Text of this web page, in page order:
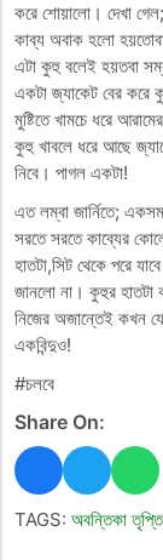
করে শোয়ালো। দেখা
কাব্য অবাক হলো
এটা কুহু বলেই হয়তবা
একটা জ্যাকেট বের করে
মুষ্টিতে খামচে ধরে
কুহু খাবলে ধরে আছে
নিবে। পাগল একটা!
এত লম্বা জার্নিতে;
সরতে সরতে কাব্যের
হাতটা,সিট থেকে পরে
জানলো না। কুহুর হাতটা
নিজের অজান্তেই কখন
একবিন্দুও!
#চলবে
Share On:
TAGS: অবন্তিকা তৃপ্তি